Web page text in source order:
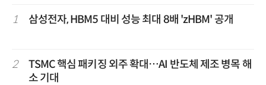
1 삼성전자, HBM5 대비 성능 최대 8배 'zHBM' 공개
2
TSMC 핵심 패키징 외주 확대…AI 반도체 제조 병목 해
소 기대